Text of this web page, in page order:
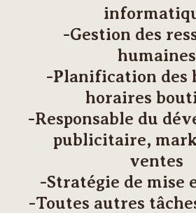
-Gestion des
humaines
-Planification des
horaires
-Responsable du
publicitaire,
ventes
-Stratégie de mise
-Toutes autres